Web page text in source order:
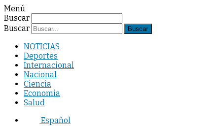
Menú
Buscar
Buscar
NOTICIAS
Deportes
Internacional
Nacional
Ciencia
Economia
Salud
Español